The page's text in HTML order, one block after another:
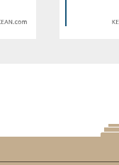
include/article/
keedkean.com/
[YAOI]
will throw an
/home/
D.A.D( Day